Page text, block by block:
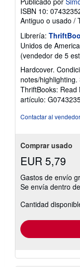
ISBN 10:
Antiguo o usado /
Librería:
Unidos de America
(vendedor de 5
Hardcover.
notes/
ThriftBooks: Read
artículo:
Contactar al vendedor
Comprar usado
EUR 5,79
Gastos de envío
Se envía dentro
Cantidad